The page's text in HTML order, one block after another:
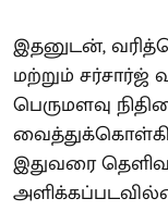
இதனுடன்,
மற்றும் சர்சார்ஜ்
பெருமளவு
இதுவரை